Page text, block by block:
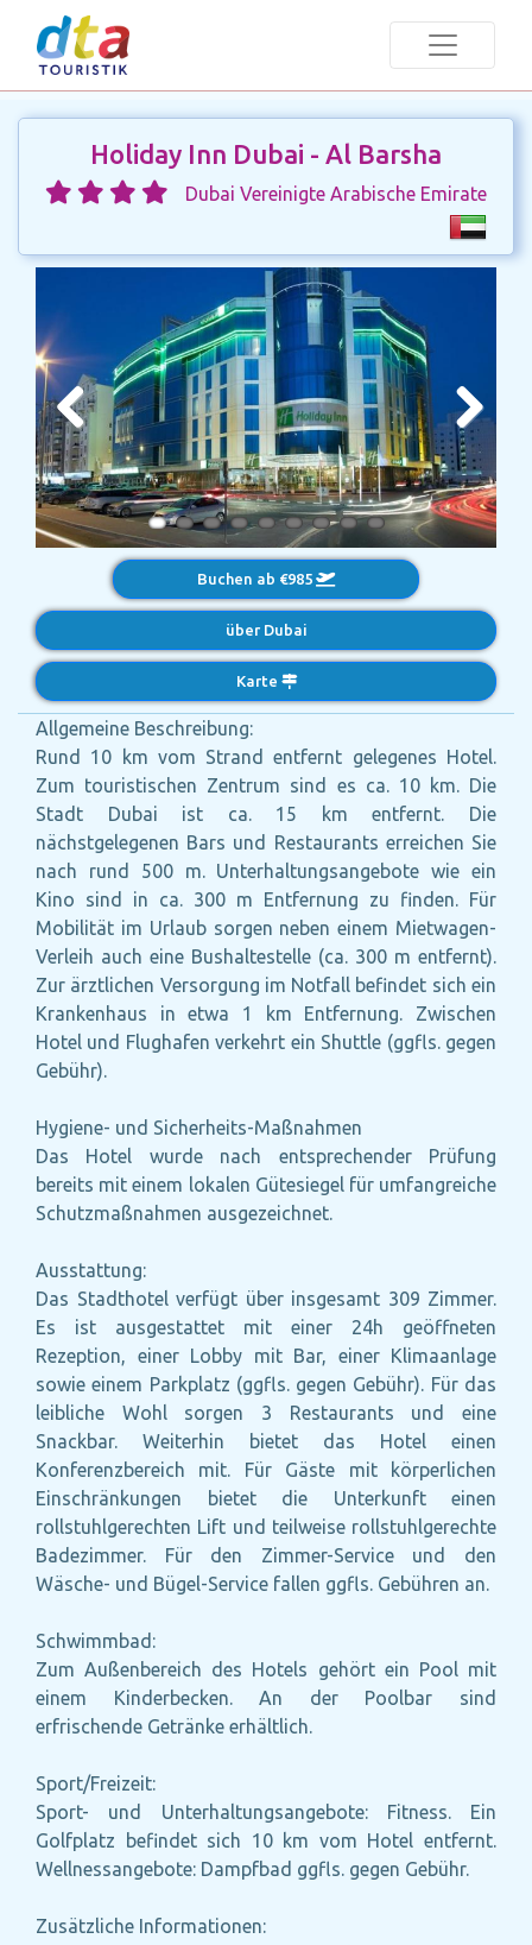
Holiday Inn Dubai - Al Barsha
Dubai Vereinigte Arabische Emirate
Previous Next
Buchen ab €985
über Dubai
Karte
Allgemeine Beschreibung:
Rund 10 km vom Strand entfernt gelegenes Hotel.
Zum touristischen Zentrum sind es ca. 10 km. Die
Stadt Dubai ist ca. 15 km entfernt. Die
nächstgelegenen Bars und Restaurants erreichen Sie
nach rund 500 m. Unterhaltungsangebote wie ein
Kino sind in ca. 300 m Entfernung zu finden. Für
Mobilität im Urlaub sorgen neben einem Mietwagen-
Verleih auch eine Bushaltestelle (ca. 300 m entfernt).
Zur ärztlichen Versorgung im Notfall befindet sich ein
Krankenhaus in etwa 1 km Entfernung. Zwischen
Hotel und Flughafen verkehrt ein Shuttle (ggfls. gegen
Gebühr).
Hygiene- und Sicherheits-Maßnahmen
Das Hotel wurde nach entsprechender Prüfung
bereits mit einem lokalen Gütesiegel für umfangreiche
Schutzmaßnahmen ausgezeichnet.
Ausstattung:
Das Stadthotel verfügt über insgesamt 309 Zimmer.
Es ist ausgestattet mit einer 24h geöffneten
Rezeption, einer Lobby mit Bar, einer Klimaanlage
sowie einem Parkplatz (ggfls. gegen Gebühr). Für das
leibliche Wohl sorgen 3 Restaurants und eine
Snackbar. Weiterhin bietet das Hotel einen
Konferenzbereich mit. Für Gäste mit körperlichen
Einschränkungen bietet die Unterkunft einen
rollstuhlgerechten Lift und teilweise rollstuhlgerechte
Badezimmer. Für den Zimmer-Service und den
Wäsche- und Bügel-Service fallen ggfls. Gebühren an.
Schwimmbad:
Zum Außenbereich des Hotels gehört ein Pool mit
einem Kinderbecken. An der Poolbar sind
erfrischende Getränke erhältlich.
Sport/Freizeit:
Sport- und Unterhaltungsangebote: Fitness. Ein
Golfplatz befindet sich 10 km vom Hotel entfernt.
Wellnessangebote: Dampfbad ggfls. gegen Gebühr.
Zusätzliche Informationen: